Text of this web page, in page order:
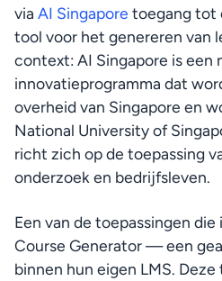
via AI Singapore toegang tot
tool voor het genereren van
context: AI Singapore is een
innovatieprogramma dat
overheid van Singapore en
National University of
richt zich op de toepassing
onderzoek en bedrijfsleven.
Een van de toepassingen
Course Generator — een
binnen hun eigen LMS.